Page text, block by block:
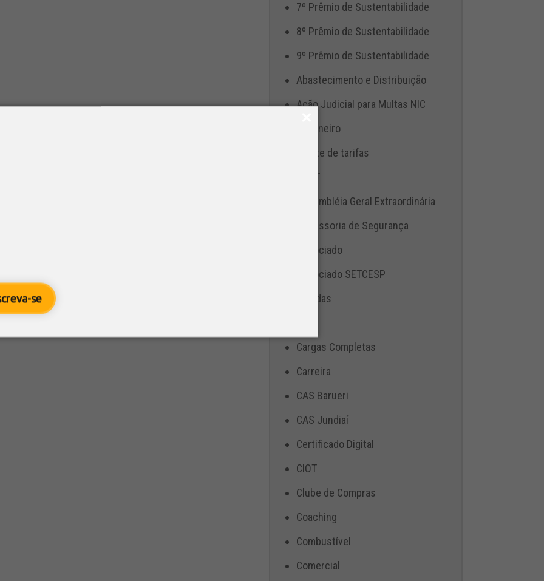
se
7º Prêmio de Sustentabilidade
8º Prêmio de Sustentabilidade
9º Prêmio de Sustentabilidade
Abastecimento e Distribuição
Ação Judicial para Multas NIC
Aduaneiro
Ajuste de tarifas
ANTT
Assembléia Geral Extraordinária
Assessoria de Segurança
Associado
Associado SETCESP
Bebidas
Cargas Completas
Carreira
CAS Barueri
CAS Jundiaí
Certificado Digital
CIOT
Clube de Compras
Coaching
Combustível
Comercial